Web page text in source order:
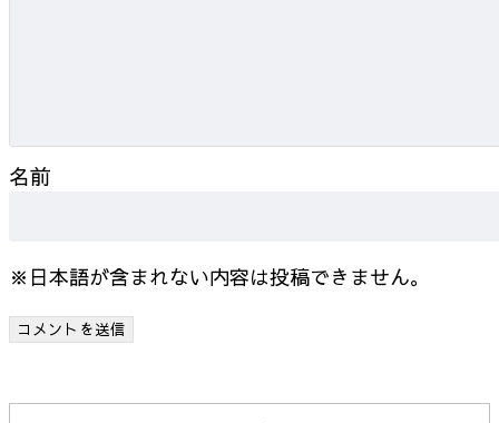
名前
※日本語が含まれない内容は投稿できません。